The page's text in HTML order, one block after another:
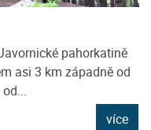
pahorkatině
asi 3 km západně od
více